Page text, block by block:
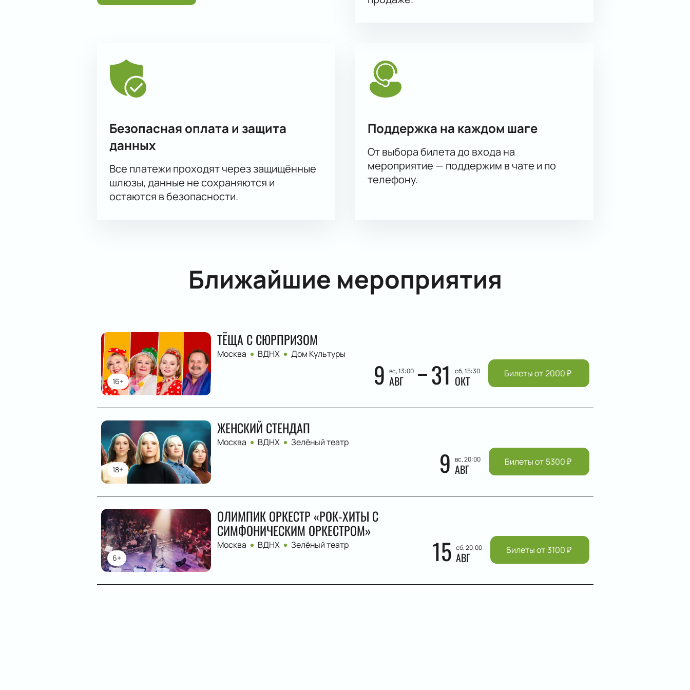
с учетом пожеланий по рассадке гостей.
Корпоративным клиентам
Для компаний доступны коллективные заказы с выбором мест и персональным обслуживанием группы. Узнать стоимость
билетов, время начала и продолжительность спектакля можно у менеджера по телефону или через форму обратной связи на
Безопасная оплата и защита
данных
Все платежи проходят через защищённые
шлюзы, данные не сохраняются и
остаются в безопасности.
Поддержка на каждом шаге
От выбора билета до входа на
мероприятие — поддержим в чате и по
телефону.
Ближайшие мероприятия
16+
ТЁЩА С СЮРПРИЗОМ
Москва ВДНХ Дом Культуры
9 вс, 13:00
АВГ 31 сб, 15:30
ОКТ Билеты от 2000₽
18+
ЖЕНСКИЙ СТЕНДАП
Москва ВДНХ Зелёный театр
9 вс, 20:00
АВГ Билеты от 5300₽
6+
ОЛИМПИК ОРКЕСТР «РОК-ХИТЫ С
СИМФОНИЧЕСКИМ ОРКЕСТРОМ»
Москва ВДНХ Зелёный театр 15 сб, 20:00
АВГ Билеты от 3100₽